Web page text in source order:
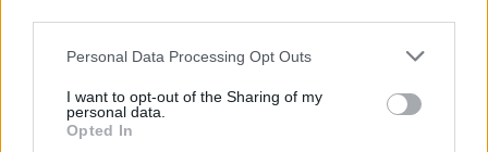
Please note that this website/app uses one or more Google
not limited to your visit or usage behaviour. You may click to
grant or deny consent to Google and its third-party tags to
use your data for below specified purposes in below Google
Personal Data Processing Opt Outs
I want to opt-out of the Sharing of my
personal data.
Opted In
Nekem már tényleg csak az hiányzik, hogy forró teát
vagy forralt bort is lehessen kapni rajta, mint